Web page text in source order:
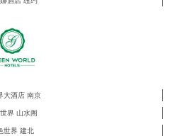
大酒店 南京
界 山水阁
世界 建北